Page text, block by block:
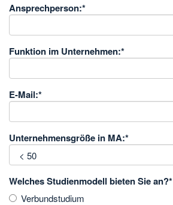
Ansprechperson:*
Funktion im Unternehmen:*
E-Mail:*
Unternehmensgröße in MA:*
Welches Studienmodell bieten Sie an?*
Verbundstudium